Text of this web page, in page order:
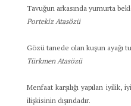
Tavuğun arkasında yumurta
Portekiz Atasözü
Gözü tanede olan kuşun ayağı
Türkmen Atasözü
Menfaat karşılığı yapılan
ilişkisinin dışındadır.